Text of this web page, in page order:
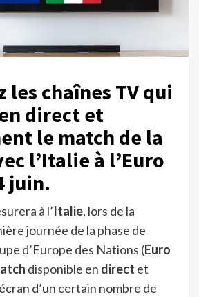
les chaînes TV qui
direct et
le match de la
l’Italie à l’Euro
juin.
à l’Italie, lors de la
journée de la phase de
d’Europe des Nations (Euro
disponible en direct et
d’un certain nombre de